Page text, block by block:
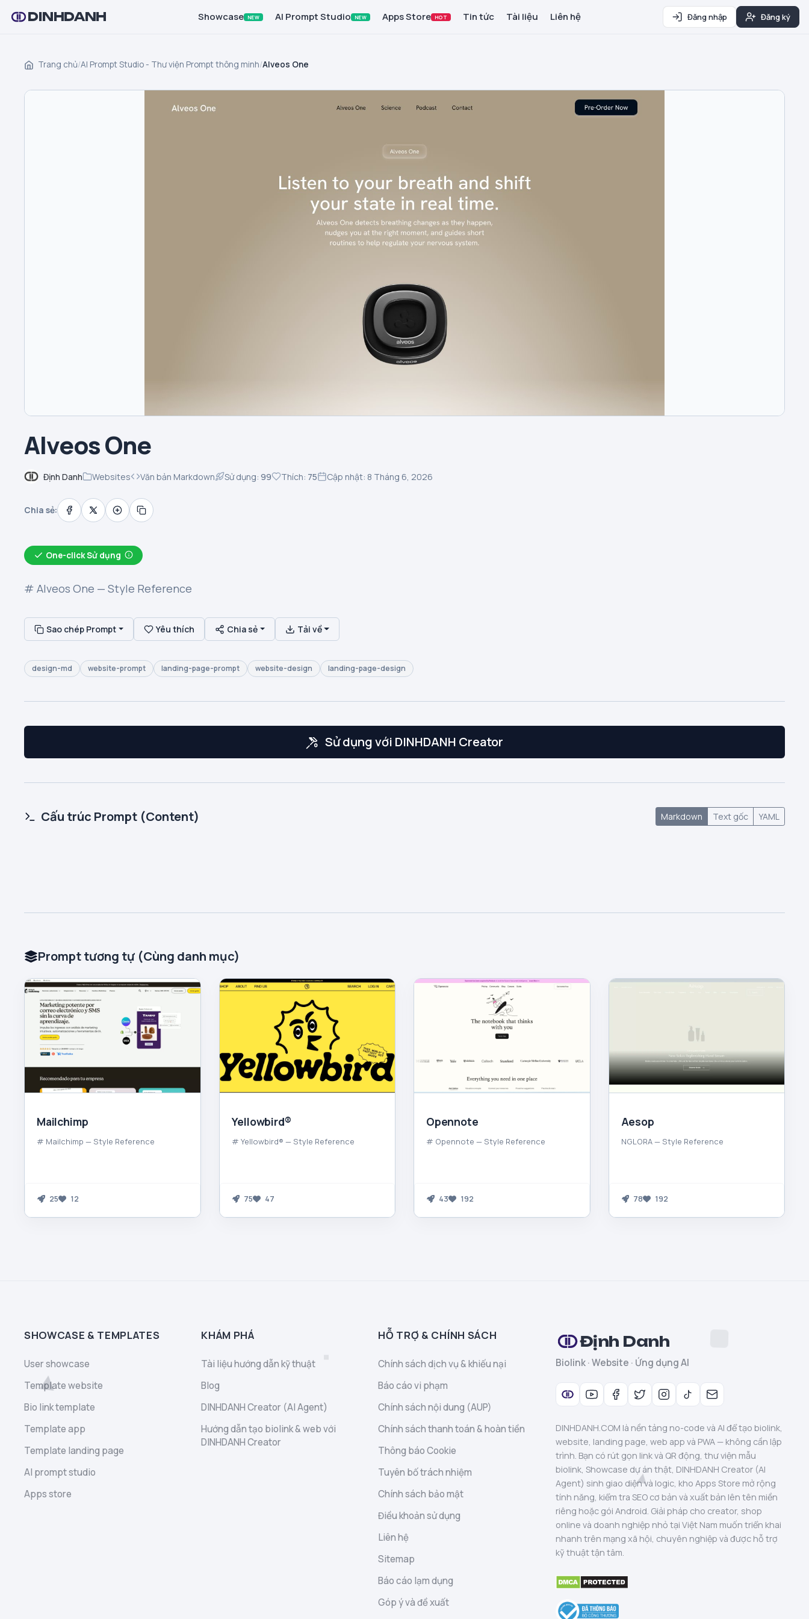
DINHDANH Showcase NEW AI Prompt Studio NEW Apps Store HOT Tin tức Tài liệu Liên hệ Đăng nhập Đăng ký
Trang chủ/AI Prompt Studio - Thư viện Prompt thông minh/Alveos One
Alveos One
Định Danh Websites Văn bản Markdown Sử dụng: 99 Thích: 75 Cập nhật: 8 Tháng 6, 2026
Chia sẻ:
One-click Sử dụng
# Alveos One — Style Reference
Sao chép Prompt Yêu thích Chia sẻ Tải về
design-md website-prompt landing-page-prompt website-design landing-page-design
Sử dụng với DINHDANH Creator
Cấu trúc Prompt (Content) Markdown Text gốc YAML
Prompt tương tự (Cùng danh mục)
Mailchimp
# Mailchimp — Style Reference
25 12
Yellowbird®
# Yellowbird® — Style Reference
75 47
Opennote
# Opennote — Style Reference
43 192
Aesop
NGLORA — Style Reference
78 192
SHOWCASE & TEMPLATES
User showcase
Template website
Bio link template
Template app
Template landing page
AI prompt studio
Apps store
KHÁM PHÁ
Tài liệu hướng dẫn kỹ thuật
Blog
DINHDANH Creator (AI Agent)
Hướng dẫn tạo biolink & web với
DINHDANH Creator
HỖ TRỢ & CHÍNH SÁCH
Chính sách dịch vụ & khiếu nại
Báo cáo vi phạm
Chính sách nội dung (AUP)
Chính sách thanh toán & hoàn tiền
Thông báo Cookie
Tuyên bố trách nhiệm
Chính sách bảo mật
Điều khoản sử dụng
Liên hệ
Sitemap
Báo cáo lạm dụng
Góp ý và đề xuất
Định Danh
Biolink · Website · Ứng dụng AI
DINHDANH.COM là nền tảng no-code và AI để tạo biolink,
website, landing page, web app và PWA — không cần lập
trình. Bạn có rút gọn link và QR động, thư viện mẫu
biolink, Showcase dự án thật, DINHDANH Creator (AI
Agent) sinh giao diện và logic, kho Apps Store mở rộng
tính năng, kiểm tra SEO cơ bản và xuất bản lên tên miền
riêng hoặc gói Android. Giải pháp cho creator, shop
online và doanh nghiệp nhỏ tại Việt Nam muốn triển khai
nhanh trên mạng xã hội, chuyên nghiệp và được hỗ trợ
kỹ thuật tận tâm.